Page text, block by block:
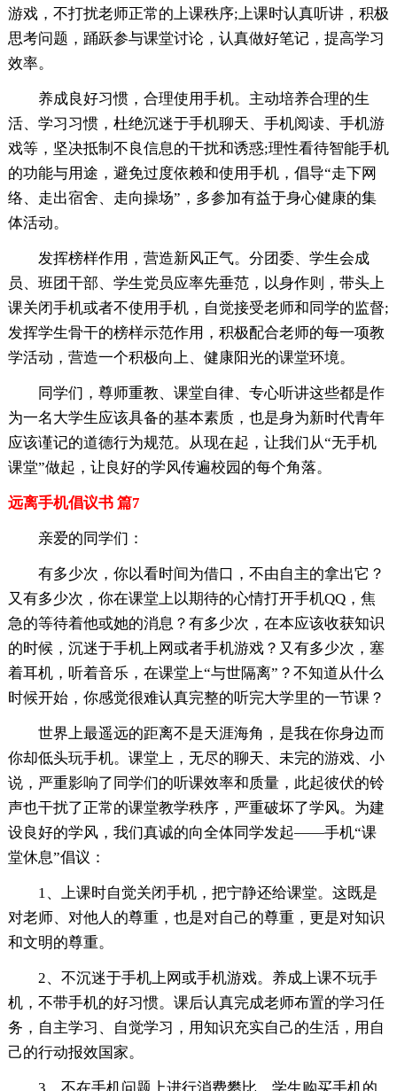
游戏，不打扰老师正常的上课秩序;上课时认真听讲，积极
思考问题，踊跃参与课堂讨论，认真做好笔记，提高学习
效率。
养成良好习惯，合理使用手机。主动培养合理的生
活、学习习惯，杜绝沉迷于手机聊天、手机阅读、手机游
戏等，坚决抵制不良信息的干扰和诱惑;理性看待智能手机
的功能与用途，避免过度依赖和使用手机，倡导“走下网
络、走出宿舍、走向操场”，多参加有益于身心健康的集
体活动。
发挥榜样作用，营造新风正气。分团委、学生会成
员、班团干部、学生党员应率先垂范，以身作则，带头上
课关闭手机或者不使用手机，自觉接受老师和同学的监督;
发挥学生骨干的榜样示范作用，积极配合老师的每一项教
学活动，营造一个积极向上、健康阳光的课堂环境。
同学们，尊师重教、课堂自律、专心听讲这些都是作
为一名大学生应该具备的基本素质，也是身为新时代青年
应该谨记的道德行为规范。从现在起，让我们从“无手机
课堂”做起，让良好的学风传遍校园的每个角落。
远离手机倡议书 篇7
亲爱的同学们：
有多少次，你以看时间为借口，不由自主的拿出它？
又有多少次，你在课堂上以期待的心情打开手机QQ，焦
急的等待着他或她的消息？有多少次，在本应该收获知识
的时候，沉迷于手机上网或者手机游戏？又有多少次，塞
着耳机，听着音乐，在课堂上“与世隔离”？不知道从什么
时候开始，你感觉很难认真完整的听完大学里的一节课？
世界上最遥远的距离不是天涯海角，是我在你身边而
你却低头玩手机。课堂上，无尽的聊天、未完的游戏、小
说，严重影响了同学们的听课效率和质量，此起彼伏的铃
声也干扰了正常的课堂教学秩序，严重破坏了学风。为建
设良好的学风，我们真诚的向全体同学发起——手机“课
堂休息”倡议：
1、上课时自觉关闭手机，把宁静还给课堂。这既是
对老师、对他人的尊重，也是对自己的尊重，更是对知识
和文明的尊重。
2、不沉迷于手机上网或手机游戏。养成上课不玩手
机，不带手机的好习惯。课后认真完成老师布置的学习任
务，自主学习、自觉学习，用知识充实自己的生活，用自
己的行动报效国家。